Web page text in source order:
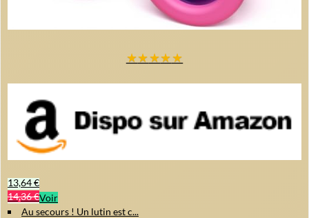
★★★★★
13,64 €
14,36 €Voir
Au secours ! Un lutin est c...